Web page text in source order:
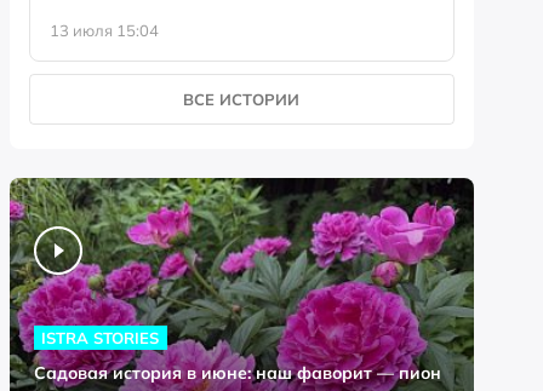
13 июля 15:04
ВСЕ ИСТОРИИ
ISTRA STORIES
Садовая история в июне: наш фаворит — пион